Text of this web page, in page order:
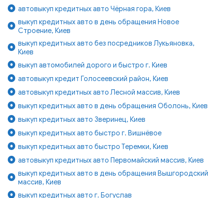
автовыкуп кредитных авто Чёрная гора, Киев
выкуп кредитных авто в день обращения Новое
Строение, Киев
выкуп кредитных авто без посредников Лукьяновка,
Киев
выкуп автомобилей дорого и быстро г. Киев
автовыкуп кредит Голосеевский район, Киев
автовыкуп кредитных авто Лесной массив, Киев
выкуп кредитных авто в день обращения Оболонь, Киев
выкуп кредитных авто Зверинец, Киев
выкуп кредитных авто быстро г. Вишнёвое
выкуп кредитных авто быстро Теремки, Киев
автовыкуп кредитных авто Первомайский массив, Киев
выкуп кредитных авто в день обращения Вышгородский
массив, Киев
выкуп кредитных авто г. Богуслав